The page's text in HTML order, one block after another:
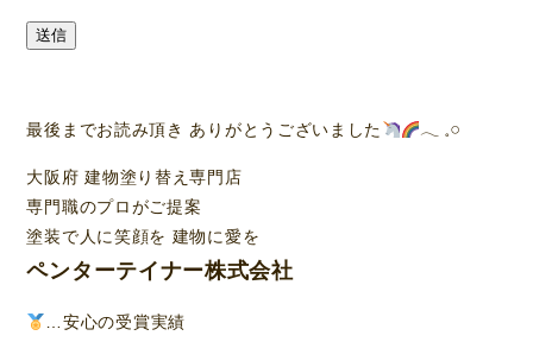
送信
最後までお読み頂き ありがとうございました ‪𓂃 𓈒𓏸
大阪府 建物塗り替え専門店
専門職のプロがご提案
塗装で人に笑顔を 建物に愛を
ペンターテイナー株式会社
…安心の受賞実績